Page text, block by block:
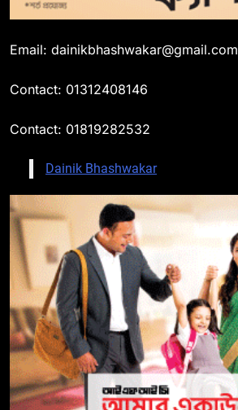
Email: dainikbhashwakar@gmail.com
Contact: 01312408146
Contact: 01819282532
Dainik Bhashwakar